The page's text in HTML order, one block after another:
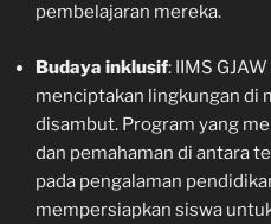
pembelajaran mereka.
Budaya inklusif: IIMS
menciptakan lingkungan di
disambut. Program yang
dan pemahaman di antara
pada pengalaman
mempersiapkan siswa